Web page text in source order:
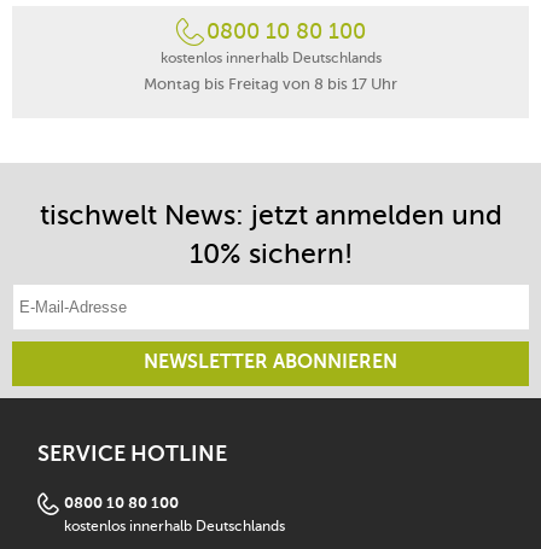
0800 10 80 100
kostenlos innerhalb Deutschlands
Montag bis Freitag von 8 bis 17 Uhr
tischwelt News: jetzt anmelden und
10% sichern!
NEWSLETTER ABONNIEREN
SERVICE HOTLINE
0800 10 80 100
kostenlos innerhalb Deutschlands